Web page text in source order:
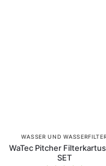
WASSER UND
WaTec Pitcher
SET